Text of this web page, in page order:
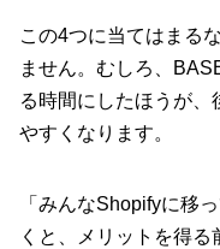
この4つに当てはまる
ません。むしろ、
る時間にしたほうが
やすくなります。
「みんなShopifyに移
くと、メリットを得